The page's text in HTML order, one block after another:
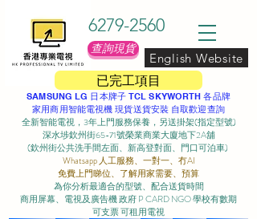
已完工項目
6279-2560
查詢現貨
English Website
SAMSUNG LG 日本牌子 TCL SKYWORTH 各品牌
家用商用智能電視機 現貨送貨安裝 自取歡迎查詢
全新智能電視，3年上門服務保養，另送掛架(指定型號)
深水埗欽州街65-71號榮業商業大廈地下2A舖
(欽州街公共洗手間左面、新高登對面、門口可泊車) ​
Whatsapp 人工服務、一對一、冇AI
免費上門睇位、了解用家需要、預算
為你分析最適合的型號、配合送貨時間
商用屏幕、電視及廣告機 政府 P CARD NGO 學校有數期
可支票 可租用電視